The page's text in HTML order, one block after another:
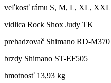
veľkosť rámu S, M, L, XL, XXL
vidlica Rock Shox Judy TK
prehadzovač Shimano RD-M370
brzdy Shimano ST-EF505
hmotnosť 13,93 kg